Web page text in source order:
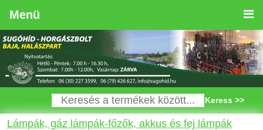
Menü
Keress >>
Lámpák, gáz lámpák-főzők, akkus és fej lámpák